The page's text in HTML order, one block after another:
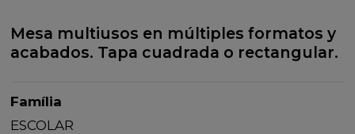
Mesa multiusos en múltiples formatos y
acabados. Tapa cuadrada o rectangular.
Família
ESCOLAR